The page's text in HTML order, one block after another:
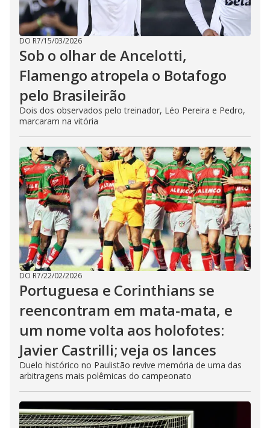
DO R7/15/03/2026
Sob o olhar de Ancelotti,
Flamengo atropela o Botafogo
pelo Brasileirão
Dois dos observados pelo treinador, Léo Pereira e Pedro,
marcaram na vitória
DO R7/22/02/2026
Portuguesa e Corinthians se
reencontram em mata-mata, e
um nome volta aos holofotes:
Javier Castrilli; veja os lances
Duelo histórico no Paulistão revive memória de uma das
arbitragens mais polêmicas do campeonato